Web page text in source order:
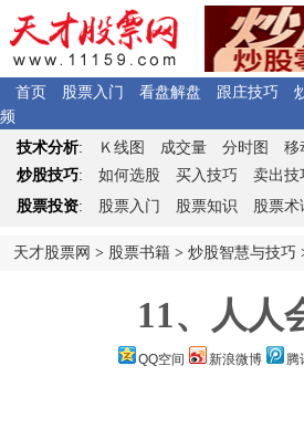
首页 股票入门 看盘解盘 跟庄技巧
频
技术分析: Ｋ 线图 成交量 分时图 移
炒股技巧: 如何选股 买入技巧 卖出技
股票投资: 股票入门 股票知识 股票术
天才股票网 > 股票书籍 > 炒股智慧与技巧
11、人人
QQ空间 新浪微博 腾